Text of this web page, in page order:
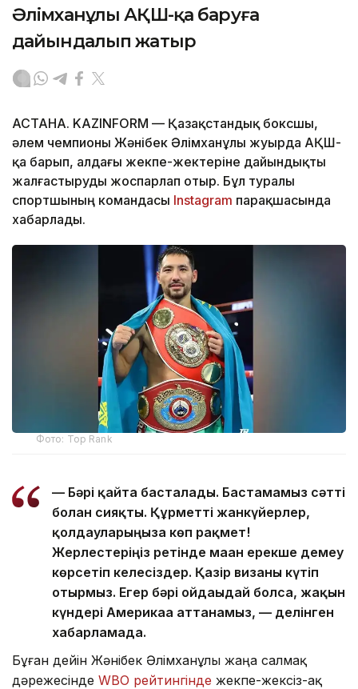
Әлімханұлы АҚШ-қа баруға
дайындалып жатыр
АСТАНА. KAZINFORM — Қазақстандық боксшы,
әлем чемпионы Жәнібек Әлімханұлы жуырда АҚШ-
қа барып, алдағы жекпе-жектеріне дайындықты
жалғастыруды жоспарлап отыр. Бұл туралы
спортшының командасы Instagram парақшасында
хабарлады.
Фото: Top Rank
— Бәрі қайта басталады. Бастамамыз сәтті
болған сияқты. Құрметті жанкүйерлер,
қолдауларыңызға көп рақмет!
Жерлестеріңіз ретінде маған ерекше демеу
көрсетіп келесіздер. Қазір визаны күтіп
отырмыз. Егер бәрі ойдағыдай болса, жақын
күндері Америкаға аттанамыз, — делінген
хабарламада.
Бұған дейін Жәнібек Әлімханұлы жаңа салмақ
дәрежесінде WBO рейтингінде жекпе-жексіз-ақ